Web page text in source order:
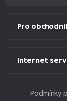
Pro
Internet
Podmínky